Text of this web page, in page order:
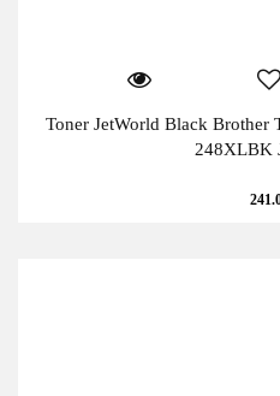
Toner JetWorld Black
248XLBK